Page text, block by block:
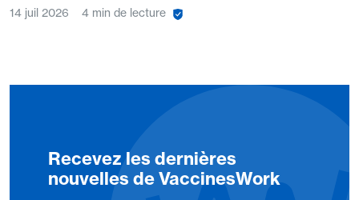
14 juil 2026 4 min de lecture
Recevez les dernières
nouvelles de VaccinesWork